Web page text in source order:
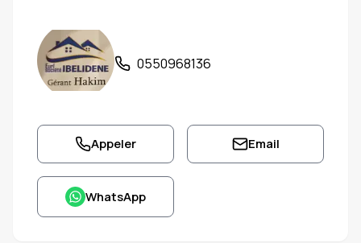
0550968136
Appeler Email
WhatsApp